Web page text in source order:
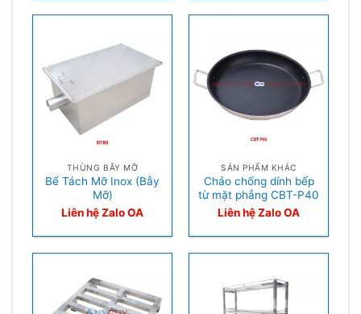
THÙNG BẪY MỠ
Bể Tách Mỡ Inox (Bẫy
Mỡ)
Liên hệ Zalo OA
SẢN PHẨM KHÁC
Chảo chống dính bếp
từ mặt phẳng CBT-P40
Liên hệ Zalo OA